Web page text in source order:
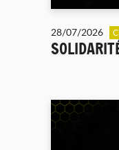
28/07/2026